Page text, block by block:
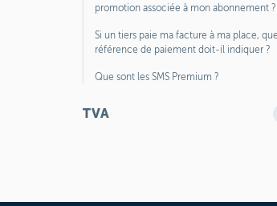
promotion associée à mon abonnement ?
Si un tiers paie ma facture à ma place,
référence de paiement doit-il indiquer ?
Que sont les SMS Premium ?
TVA